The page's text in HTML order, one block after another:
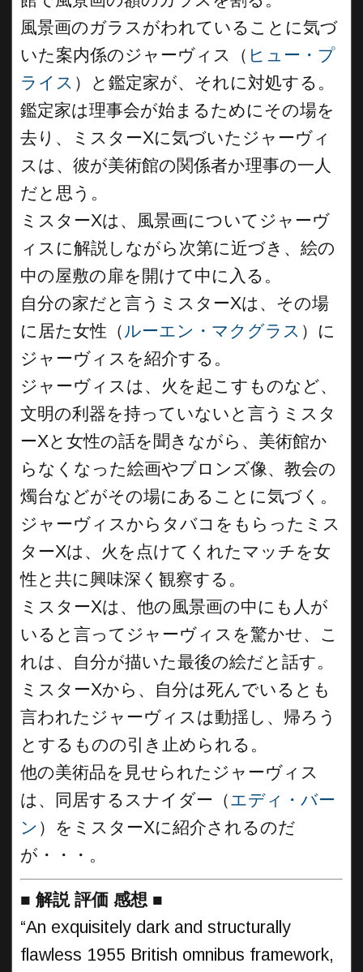
風景画のガラスがわれていることに気づ
いた案内係のジャーヴィス（ ヒュー・プ
ライス ）と鑑定家が、それに対処する。
鑑定家は理事会が始まるためにその場を
去り、ミスターXに気づいたジャーヴィ
スは、彼が美術館の関係者か理事の一人
だと思う。
ミスターXは、風景画についてジャーヴ
ィスに解説しながら次第に近づき、絵の
中の屋敷の扉を開けて中に入る。
自分の家だと言うミスターXは、その場
に居た女性（ ルーエン・マクグラス ）に
ジャーヴィスを紹介する。
ジャーヴィスは、火を起こすものなど、
文明の利器を持っていないと言うミスタ
ーXと女性の話を聞きながら、美術館か
らなくなった絵画やブロンズ像、教会の
燭台などがその場にあることに気づく。
ジャーヴィスからタバコをもらったミス
ターXは、火を点けてくれたマッチを女
性と共に興味深く観察する。
ミスターXは、他の風景画の中にも人が
いると言ってジャーヴィスを驚かせ、こ
れは、自分が描いた最後の絵だと話す。
ミスターXから、自分は死んでいるとも
言われたジャーヴィスは動揺し、帰ろう
とするものの引き止められる。
他の美術品を見せられたジャーヴィス
は、同居するスナイダー（エディ・バー
ン ）をミスターXに紹介されるのだ
が・・・。
■ 解説 評価 感想 ■
“An exquisitely dark and structurally
flawless 1955 British omnibus framework,